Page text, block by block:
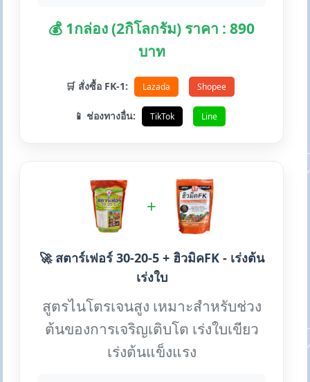
💰 1กล่อง (2กิโลกรัม) ราคา : 890
บาท
🛒 สั่งซื้อ FK-1: Lazada Shopee
📱 ช่องทางอื่น: TikTok Line
+
🚀 สตาร์เฟอร์ 30-20-5 + ฮิวมิคFK - เร่งต้น
เร่งใบ
สูตรไนโตรเจนสูง เหมาะสำหรับช่วง
ต้นของการเจริญเติบโต เร่งใบเขียว
เร่งต้นแข็งแรง